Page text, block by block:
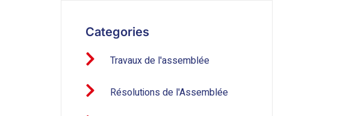
Categories
Travaux de l'assemblée
Résolutions de l'Assemblée